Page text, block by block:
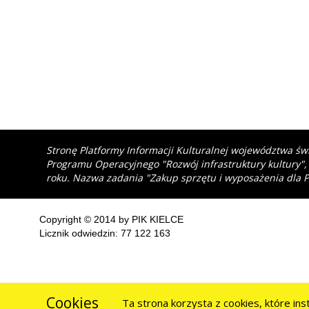
Stronę Platformy Informacji Kulturalnej województwa
Programu Operacyjnego "Rozwój infrastruktury
roku. Nazwa zadania "Zakup sprzętu i wyposażenia
Copyright © 2014 by PIK KIELCE
Licznik odwiedzin: 77 122 163
Cookies Ta strona korzysta z cookies, które